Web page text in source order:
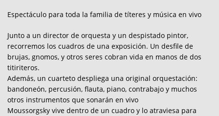
Espectáculo para toda la familia de títeres y música en vivo
Junto a un director de orquesta y un despistado pintor,
recorremos los cuadros de una exposición. Un desfile de
brujas, gnomos, y otros seres cobran vida en manos de dos
titiriteros.
Además, un cuarteto despliega una original orquestación:
bandoneón, percusión, flauta, piano, contrabajo y muchos
otros instrumentos que sonarán en vivo
Moussorgsky vive dentro de un cuadro y lo atraviesa para